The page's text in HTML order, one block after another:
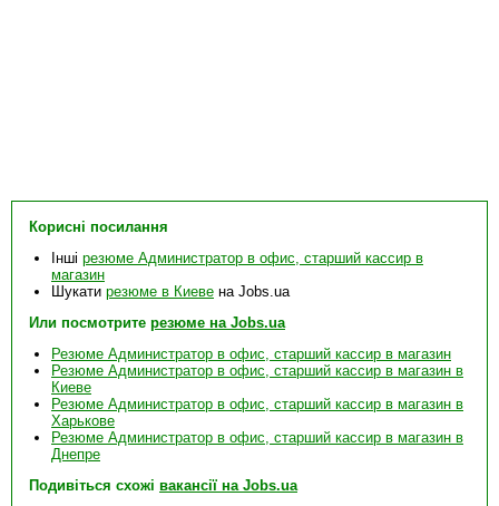
Корисні посилання
Інші резюме Администратор в офис, старший кассир в
магазин
Шукати резюме в Киеве на Jobs.ua
Или посмотрите резюме на Jobs.ua
Резюме Администратор в офис, старший кассир в магазин
Резюме Администратор в офис, старший кассир в магазин в
Киеве
Резюме Администратор в офис, старший кассир в магазин в
Харькове
Резюме Администратор в офис, старший кассир в магазин в
Днепре
Подивіться схожі вакансії на Jobs.ua